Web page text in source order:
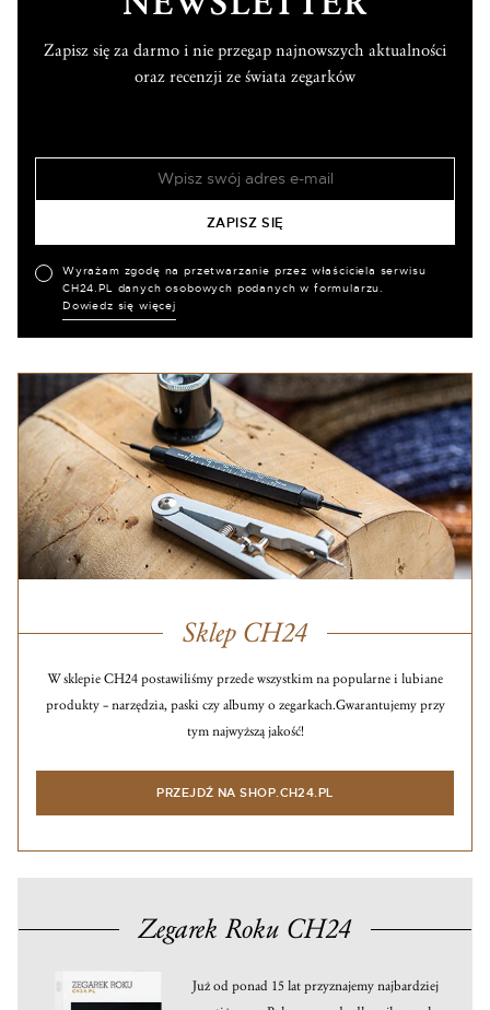
Zapisz się za darmo i nie przegap najnowszych aktualności
oraz recenzji ze świata zegarków
Wyrażam zgodę na przetwarzanie przez właściciela serwisu
CH24.PL danych osobowych podanych w formularzu.
Dowiedz się więcej
Sklep CH24
W sklepie CH24 postawiliśmy przede wszystkim na popularne i lubiane
produkty – narzędzia, paski czy albumy o zegarkach.Gwarantujemy przy
tym najwyższą jakość!
PRZEJDŹ NA SHOP.CH24.PL
Zegarek Roku CH24
Już od ponad 15 lat przyznajemy najbardziej